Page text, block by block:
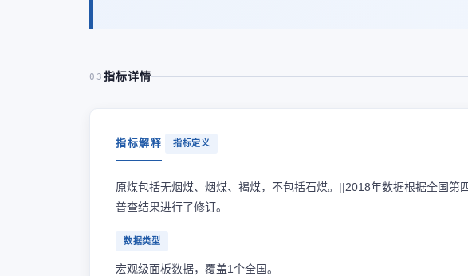
03 指标详情
指标解释 指标定义
原煤包括无烟煤、烟煤、褐煤，不包括石煤。||2018年数据根据全国第
普查结果进行了修订。
数据类型
宏观级面板数据，覆盖1个全国。